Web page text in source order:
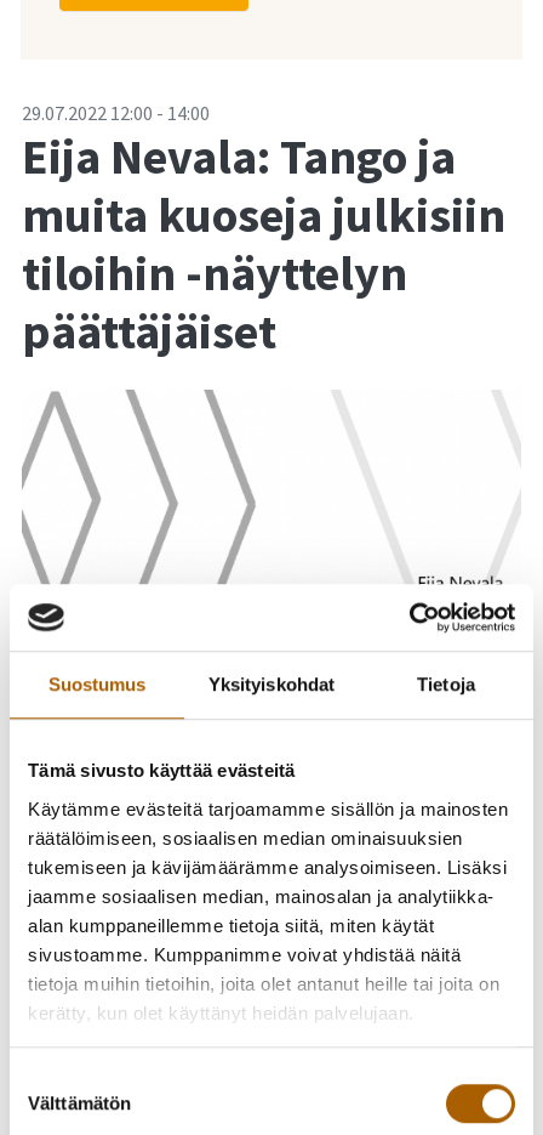
Suostumus Yksityiskohdat Tietoja
Tämä sivusto käyttää evästeitä
Käytämme evästeitä tarjoamamme sisällön ja mainosten
räätälöimiseen, sosiaalisen median ominaisuuksien
tukemiseen ja kävijämäärämme analysoimiseen. Lisäksi
jaamme sosiaalisen median, mainosalan ja analytiikka-
alan kumppaneillemme tietoja siitä, miten käytät
sivustoamme. Kumppanimme voivat yhdistää näitä
tietoja muihin tietoihin, joita olet antanut heille tai joita on
kerätty, kun olet käyttänyt heidän palvelujaan.
valinta
Välttämätön
-29.07.2022 12:00 - 14:00
Eija Nevala: Tango ja
muita kuoseja julkisiin
tiloihin -näyttelyn
päättäjäiset
Näyttelyn päättäjäiset 29. 7. kello 12 – 14, jolloin
tarjoilemme kuosien lisäksi musiikkia ja pientä purtavaa.
TANGO ja muita kuoseja julkisiin tiloihin esittelee
tekstiilisuunnittelija, muotoilija Eija Nevalan